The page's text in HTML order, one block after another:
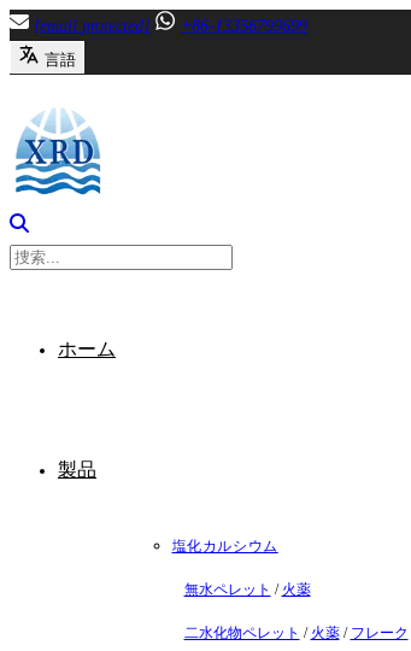
内
容
キ
ッ
[email protected]
+86-13356799699
言語
ホーム
製品
塩化カルシウム
無水ペレット / 火薬
二水化物ペレット / 火薬/ フレーク